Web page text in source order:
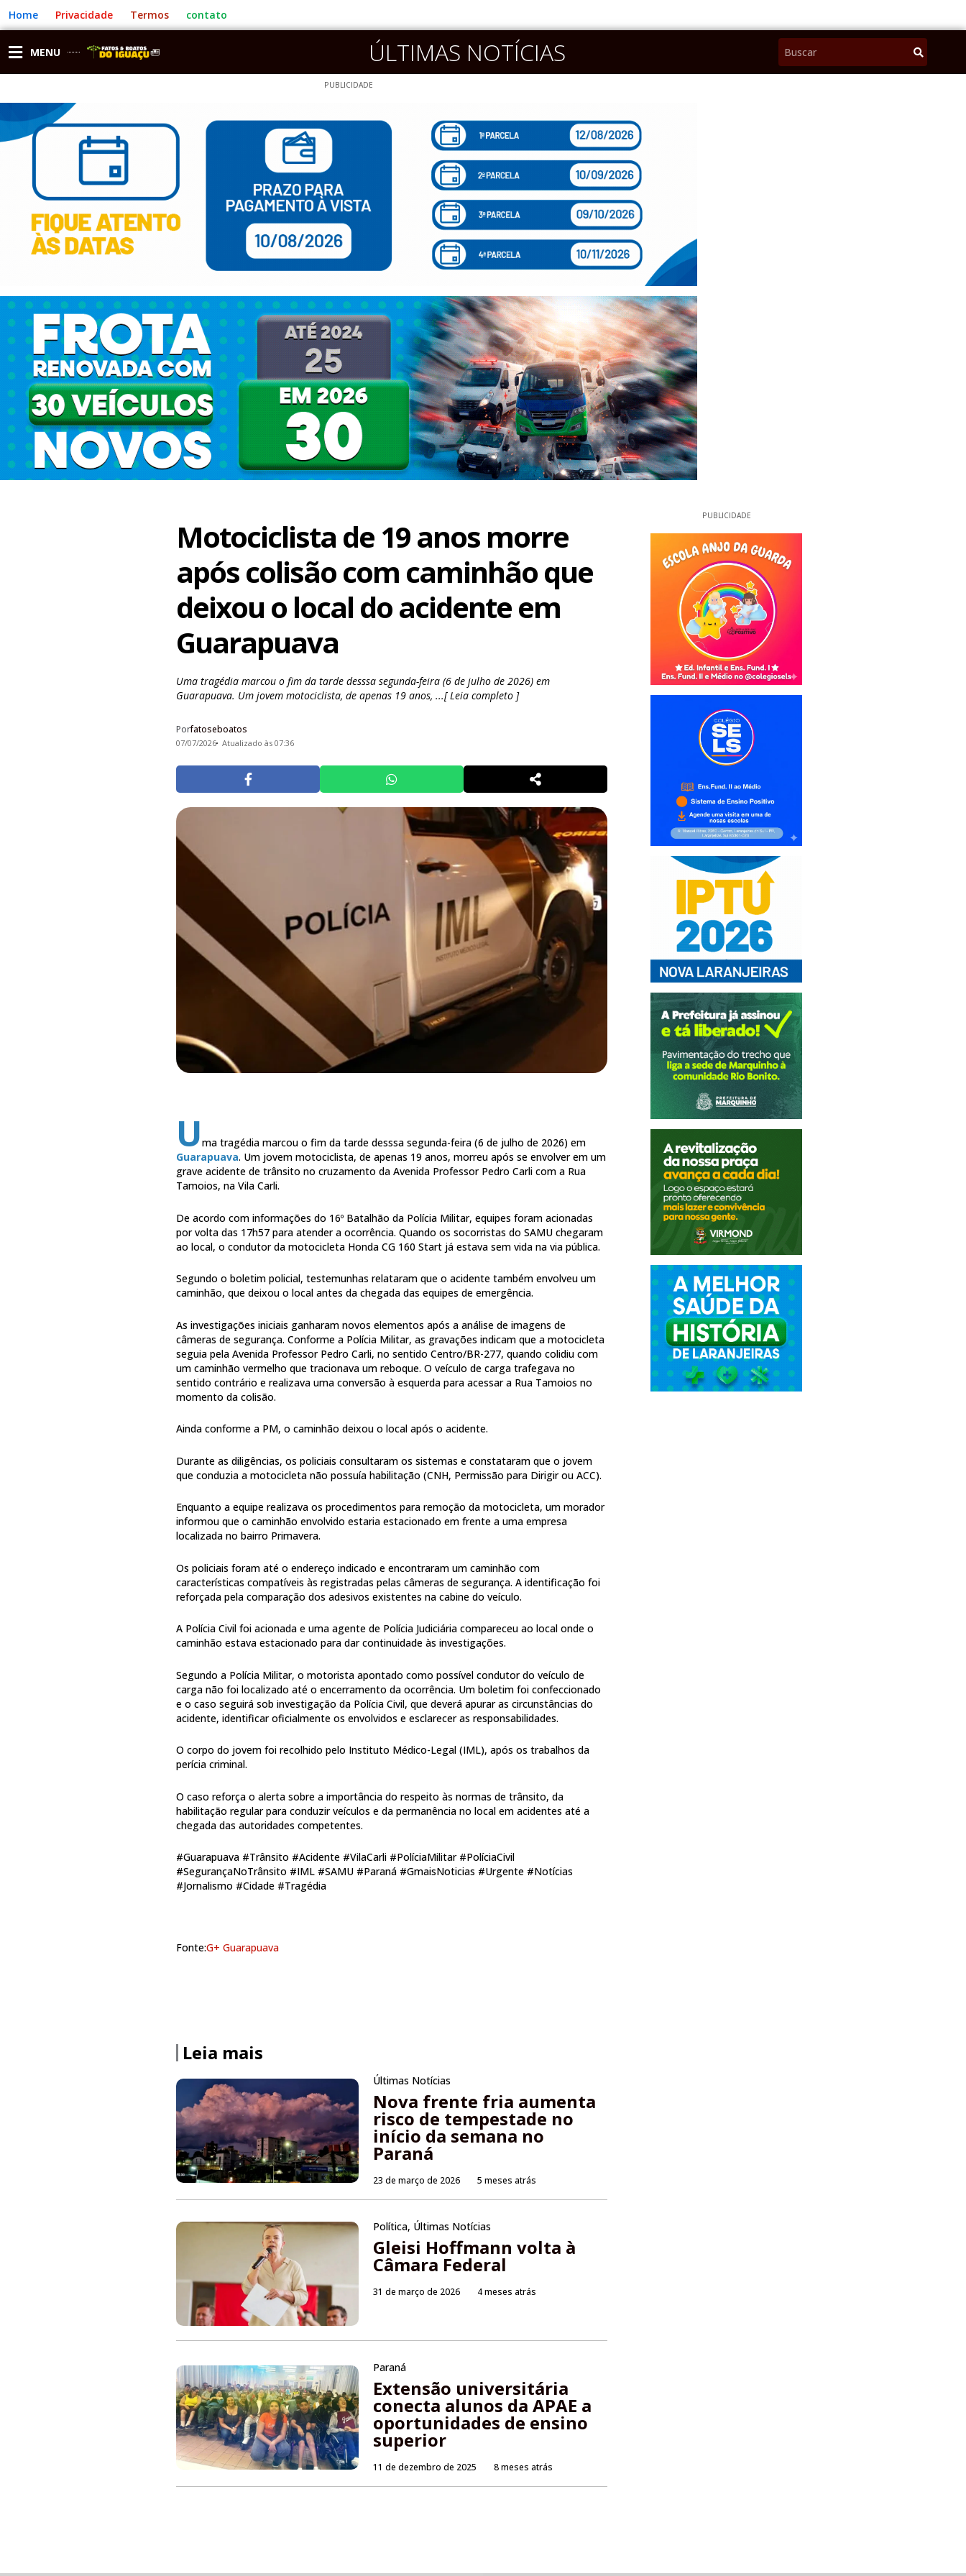
para
o
conteúdo
Home Privacidade Termos contato
MENU ÚLTIMAS NOTÍCIAS Pesquisar
PUBLICIDADE
Motociclista de 19 anos morre
após colisão com caminhão que
deixou o local do acidente em
Guarapuava
Uma tragédia marcou o fim da tarde desssa segunda-feira (6 de julho de 2026) em
Guarapuava. Um jovem motociclista, de apenas 19 anos, ...[ Leia completo ]
Porfatoseboatos
07/07/2026 Atualizado às 07:36
Uma tragédia marcou o fim da tarde desssa segunda-feira (6 de julho de 2026) em
Guarapuava. Um jovem motociclista, de apenas 19 anos, morreu após se envolver em um
grave acidente de trânsito no cruzamento da Avenida Professor Pedro Carli com a Rua
Tamoios, na Vila Carli.
De acordo com informações do 16º Batalhão da Polícia Militar, equipes foram acionadas
por volta das 17h57 para atender a ocorrência. Quando os socorristas do SAMU chegaram
ao local, o condutor da motocicleta Honda CG 160 Start já estava sem vida na via pública.
Segundo o boletim policial, testemunhas relataram que o acidente também envolveu um
caminhão, que deixou o local antes da chegada das equipes de emergência.
As investigações iniciais ganharam novos elementos após a análise de imagens de
câmeras de segurança. Conforme a Polícia Militar, as gravações indicam que a motocicleta
seguia pela Avenida Professor Pedro Carli, no sentido Centro/BR-277, quando colidiu com
um caminhão vermelho que tracionava um reboque. O veículo de carga trafegava no
sentido contrário e realizava uma conversão à esquerda para acessar a Rua Tamoios no
momento da colisão.
Ainda conforme a PM, o caminhão deixou o local após o acidente.
Durante as diligências, os policiais consultaram os sistemas e constataram que o jovem
que conduzia a motocicleta não possuía habilitação (CNH, Permissão para Dirigir ou ACC).
Enquanto a equipe realizava os procedimentos para remoção da motocicleta, um morador
informou que o caminhão envolvido estaria estacionado em frente a uma empresa
localizada no bairro Primavera.
Os policiais foram até o endereço indicado e encontraram um caminhão com
características compatíveis às registradas pelas câmeras de segurança. A identificação foi
reforçada pela comparação dos adesivos existentes na cabine do veículo.
A Polícia Civil foi acionada e uma agente de Polícia Judiciária compareceu ao local onde o
caminhão estava estacionado para dar continuidade às investigações.
Segundo a Polícia Militar, o motorista apontado como possível condutor do veículo de
carga não foi localizado até o encerramento da ocorrência. Um boletim foi confeccionado
e o caso seguirá sob investigação da Polícia Civil, que deverá apurar as circunstâncias do
acidente, identificar oficialmente os envolvidos e esclarecer as responsabilidades.
O corpo do jovem foi recolhido pelo Instituto Médico-Legal (IML), após os trabalhos da
perícia criminal.
O caso reforça o alerta sobre a importância do respeito às normas de trânsito, da
habilitação regular para conduzir veículos e da permanência no local em acidentes até a
chegada das autoridades competentes.
#Guarapuava #Trânsito #Acidente #VilaCarli #PolíciaMilitar #PolíciaCivil
#SegurançaNoTrânsito #IML #SAMU #Paraná #GmaisNoticias #Urgente #Notícias
#Jornalismo #Cidade #Tragédia
Fonte:G+ Guarapuava
Leia mais
Últimas Notícias
Nova frente fria aumenta
risco de tempestade no
início da semana no
Paraná
23 de março de 2026 5 meses atrás
Política, Últimas Notícias
Gleisi Hoffmann volta à
Câmara Federal
31 de março de 2026 4 meses atrás
Paraná
Extensão universitária
conecta alunos da APAE a
oportunidades de ensino
superior
11 de dezembro de 2025 8 meses atrás
PUBLICIDADE